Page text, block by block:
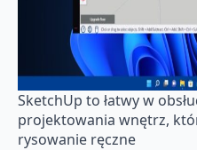
SketchUp to łatwy w
projektowania wnętrz,
rysowanie ręczne